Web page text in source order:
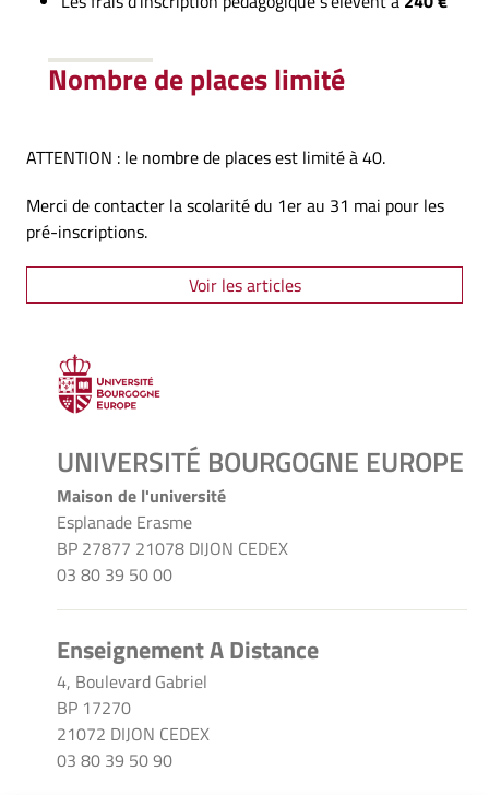
Nombre de places limité
ATTENTION : le nombre de places est limité à 40.
Merci de contacter la scolarité du 1er au 31 mai pour les
pré-inscriptions.
Voir les articles
UNIVERSITÉ BOURGOGNE EUROPE
Maison de l'université
Esplanade Erasme
BP 27877 21078 DIJON CEDEX
03 80 39 50 00
Enseignement A Distance
4, Boulevard Gabriel
BP 17270
21072 DIJON CEDEX
03 80 39 50 90